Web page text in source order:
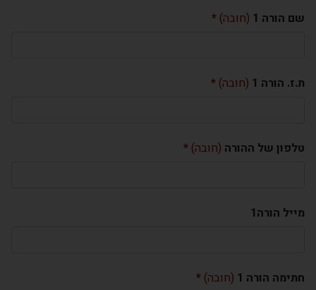
שם הורה 1 (חובה)
ת.ז. הורה 1 (חובה)
טלפון של ההורה (חובה)
מייל הורה1
חתימה הורה 1 (חובה)